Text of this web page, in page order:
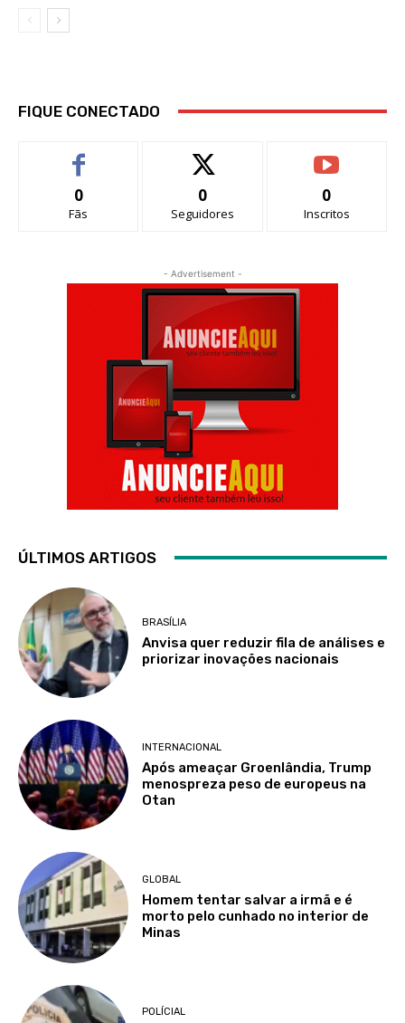
FIQUE CONECTADO
0
Fãs
0
Seguidores
0
Inscritos
- Advertisement -
ÚLTIMOS ARTIGOS
BRASÍLIA
Anvisa quer reduzir fila de análises e
priorizar inovações nacionais
INTERNACIONAL
Após ameaçar Groenlândia, Trump
menospreza peso de europeus na
Otan
GLOBAL
Homem tentar salvar a irmã e é
morto pelo cunhado no interior de
Minas
POLÍCIAL